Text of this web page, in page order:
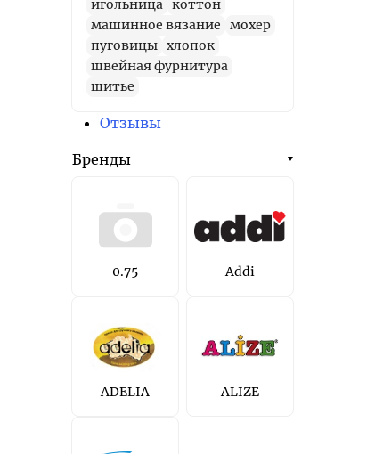
игольница
коттон
машинное вязание
мохер
пуговицы хлопок
швейная фурнитура
шитье
Отзывы
Бренды
0.75 Addi
ADELIA ALIZE